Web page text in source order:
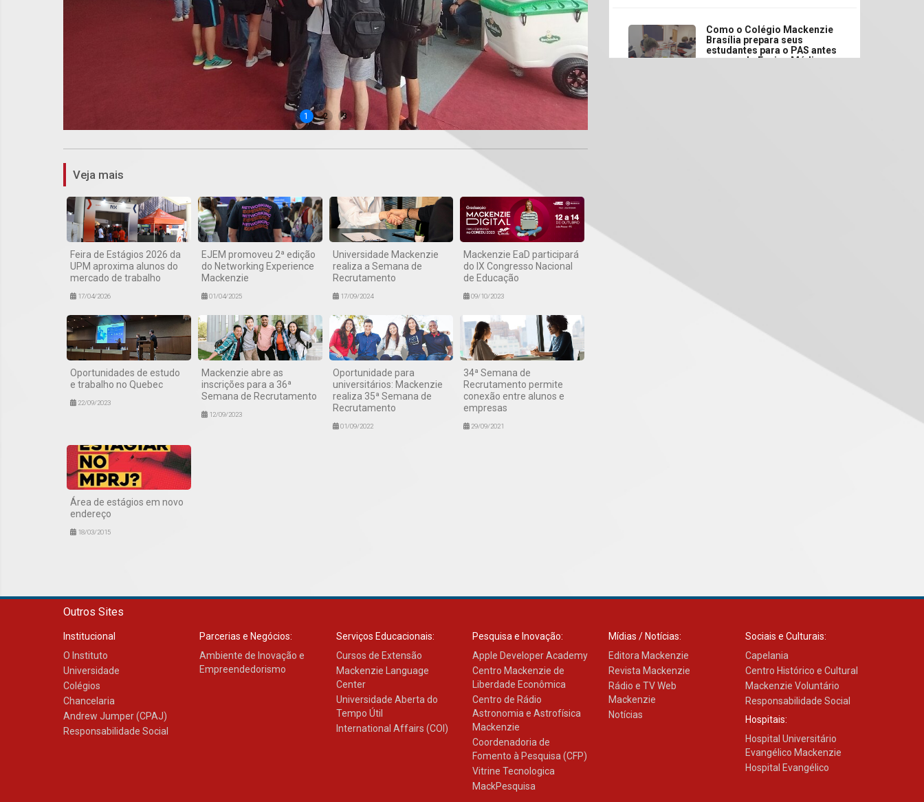
1 2 3
Veja mais
Feira de Estágios 2026 da
UPM aproxima alunos do
mercado de trabalho
17/04/2026
EJEM promoveu 2ª edição
do Networking Experience
Mackenzie
01/04/2025
Universidade Mackenzie
realiza a Semana de
Recrutamento
17/09/2024
Mackenzie EaD participará
do IX Congresso Nacional
de Educação
09/10/2023
Oportunidades de estudo
e trabalho no Quebec
22/09/2023
Mackenzie abre as
inscrições para a 36ª
Semana de Recrutamento
12/09/2023
Oportunidade para
universitários: Mackenzie
realiza 35ª Semana de
Recrutamento
01/09/2022
34ª Semana de
Recrutamento permite
conexão entre alunos e
empresas
29/09/2021
Área de estágios em novo
endereço
18/03/2015
Como o Colégio Mackenzie
Brasília prepara seus
estudantes para o PAS antes
mesmo do Ensino Médio
finalista do Prêmio Jabuti
Outros Sites
Institucional
O Instituto
Universidade
Colégios
Chancelaria
Andrew Jumper (CPAJ)
Responsabilidade Social
Parcerias e Negócios:
Ambiente de Inovação e
Empreendedorismo
Serviços Educacionais:
Cursos de Extensão
Mackenzie Language
Center
Universidade Aberta do
Tempo Útil
International Affairs (COI)
Pesquisa e Inovação:
Apple Developer Academy
Centro Mackenzie de
Liberdade Econômica
Centro de Rádio
Astronomia e Astrofísica
Mackenzie
Coordenadoria de
Fomento à Pesquisa (CFP)
Vitrine Tecnologica
MackPesquisa
Mídias / Notícias:
Editora Mackenzie
Revista Mackenzie
Rádio e TV Web
Mackenzie
Notícias
Sociais e Culturais:
Capelania
Centro Histórico e Cultural
Mackenzie Voluntário
Responsabilidade Social
Hospitais:
Hospital Universitário
Evangélico Mackenzie
Hospital Evangélico